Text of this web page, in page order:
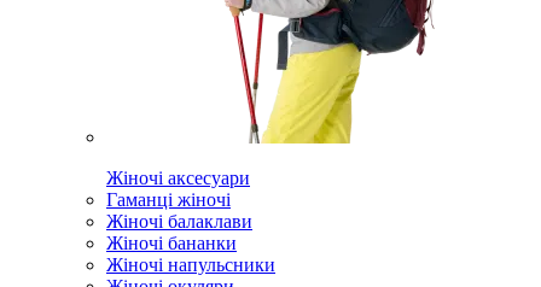
Жіночі аксесуари
Гаманці жіночі
Жіночі балаклави
Жіночі бананки
Жіночі напульсники